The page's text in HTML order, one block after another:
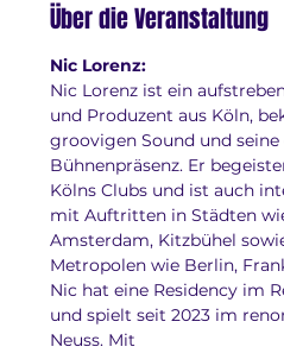
Über die Veranstaltung
Nic Lorenz:
Nic Lorenz ist ein
und Produzent aus Köln,
groovigen Sound und
Bühnenpräsenz. Er
Kölns Clubs und ist auch
mit Auftritten in Städten
Amsterdam, Kitzbühel
Metropolen wie Berlin,
Nic hat eine Residency im
und spielt seit 2023 im
Neuss. Mit